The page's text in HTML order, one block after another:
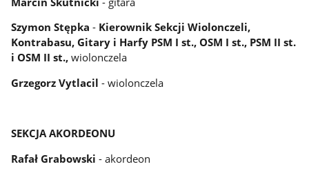
Szymon Stępka - Kierownik Sekcji Wiolonczeli,
Kontrabasu, Gitary i Harfy PSM I st., OSM I st., PSM II st.
i OSM II st.,wiolonczela
Grzegorz Vytlacil - wiolonczela
SEKCJA AKORDEONU
Rafał Grabowski- akordeon